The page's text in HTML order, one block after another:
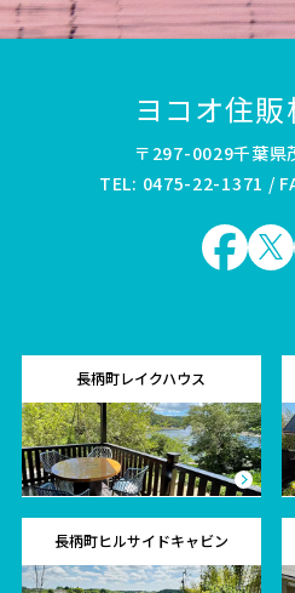
ヨコオ住
〒297-0029千葉県
TEL: 0475-22-1371 /
長柄町レイクハウス
長柄町ヒルサイドキャビン